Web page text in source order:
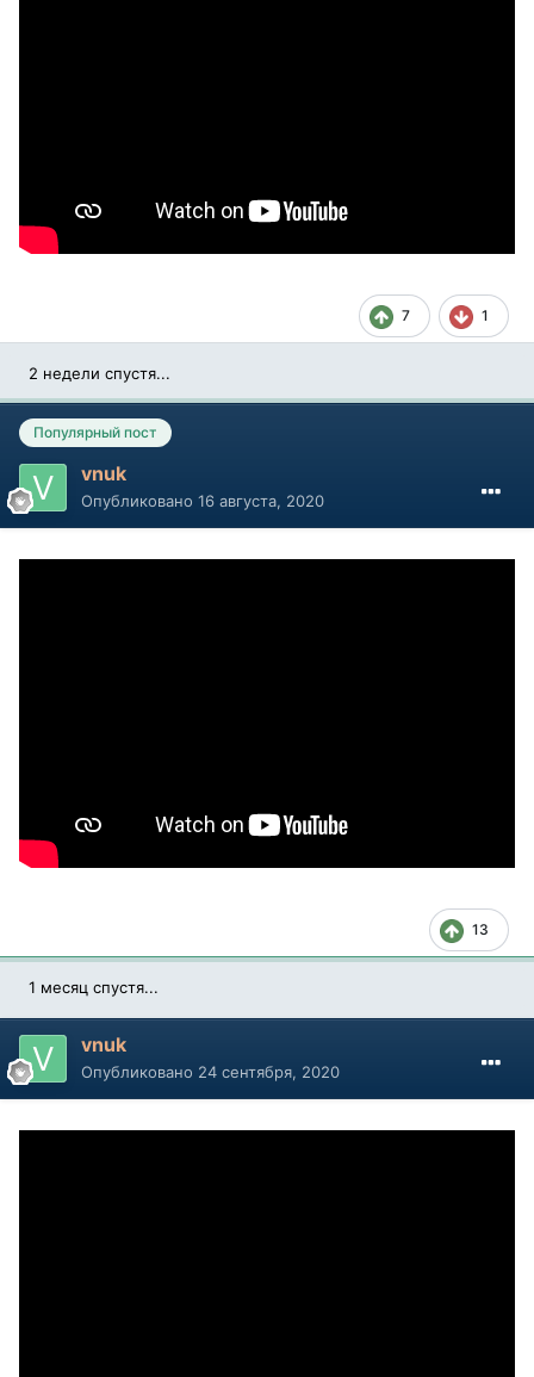
7 1
2 недели спустя...
Популярный пост
vnuk
Опубликовано 16 августа, 2020
13
1 месяц спустя...
vnuk
Опубликовано 24 сентября, 2020